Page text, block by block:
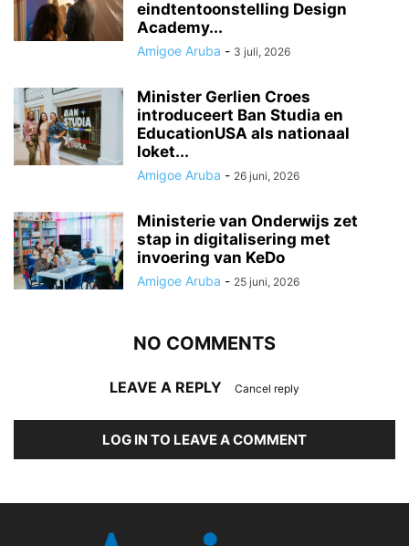
eindtentoonstelling Design
Academy...
Amigoe Aruba - 3 juli, 2026
Minister Gerlien Croes
introduceert Ban Studia en
EducationUSA als nationaal
loket...
Amigoe Aruba - 26 juni, 2026
Ministerie van Onderwijs zet
stap in digitalisering met
invoering van KeDo
Amigoe Aruba - 25 juni, 2026
NO COMMENTS
LEAVE A REPLY Cancel reply
LOG IN TO LEAVE A COMMENT